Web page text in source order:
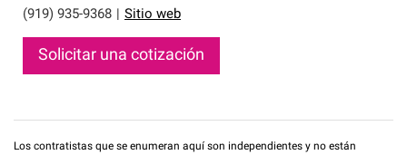
(919) 935-9368
Sitio web
Solicitar una cotización
Los contratistas que se enumeran aquí son independientes y no están